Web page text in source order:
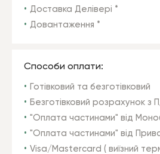
Доставка Делівері *
Довантаження *
Способи оплати:
Готівковий та безготівковий
Безготівковий розрахунок з
"Оплата частинами" від
"Оплата частинами" від
Visa/Mastercard ( виїзний